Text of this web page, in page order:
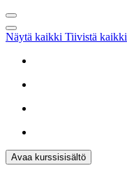
Näytä kaikki Tiivistä kaikki
Avaa kurssisisältö